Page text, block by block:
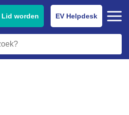
Lid worden EV Helpdesk